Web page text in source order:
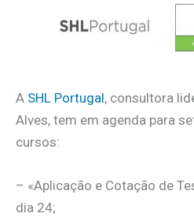
A SHL Portugal, consultora
Alves, tem em agenda para
cursos:
– «Aplicação e Cotação de
dia 24;